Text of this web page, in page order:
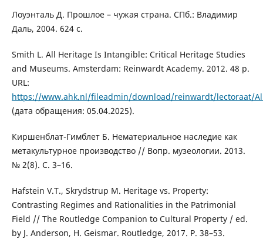
Лоуэнталь Д. Прошлое – чужая страна. СПб.: Владимир
Даль, 2004. 624 с.
Smith L. All Heritage Is Intangible: Critical Heritage Studies
and Museums. Amsterdam: Reinwardt Academy. 2012. 48 p.
URL:
https://www.ahk.nl/fileadmin/download/reinwardt/lectoraat/
(дата обращения: 05.04.2025).
Киршенблат-Гимблет Б. Нематериальное наследие как
метакультурное производство // Вопр. музеологии. 2013.
№ 2(8). С. 3–16.
Hafstein V.T., Skrydstrup M. Heritage vs. Property:
Contrasting Regimes and Rationalities in the Patrimonial
Field // The Routledge Companion to Cultural Property / ed.
by J. Anderson, H. Geismar. Routledge, 2017. P. 38–53.